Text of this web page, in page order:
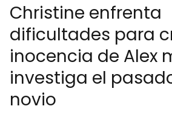
Christine enfrenta
dificultades para
inocencia de Alex
investiga el
novio
Suscríbete